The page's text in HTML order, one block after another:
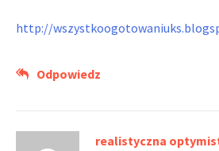
http://
Odpowiedz
realistyczna